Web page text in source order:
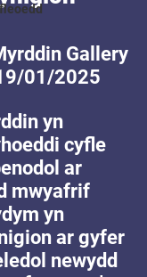
Gallery
01/2025
yn
cyfle
ar
mwyafrif
yn
ar gyfer
newydd